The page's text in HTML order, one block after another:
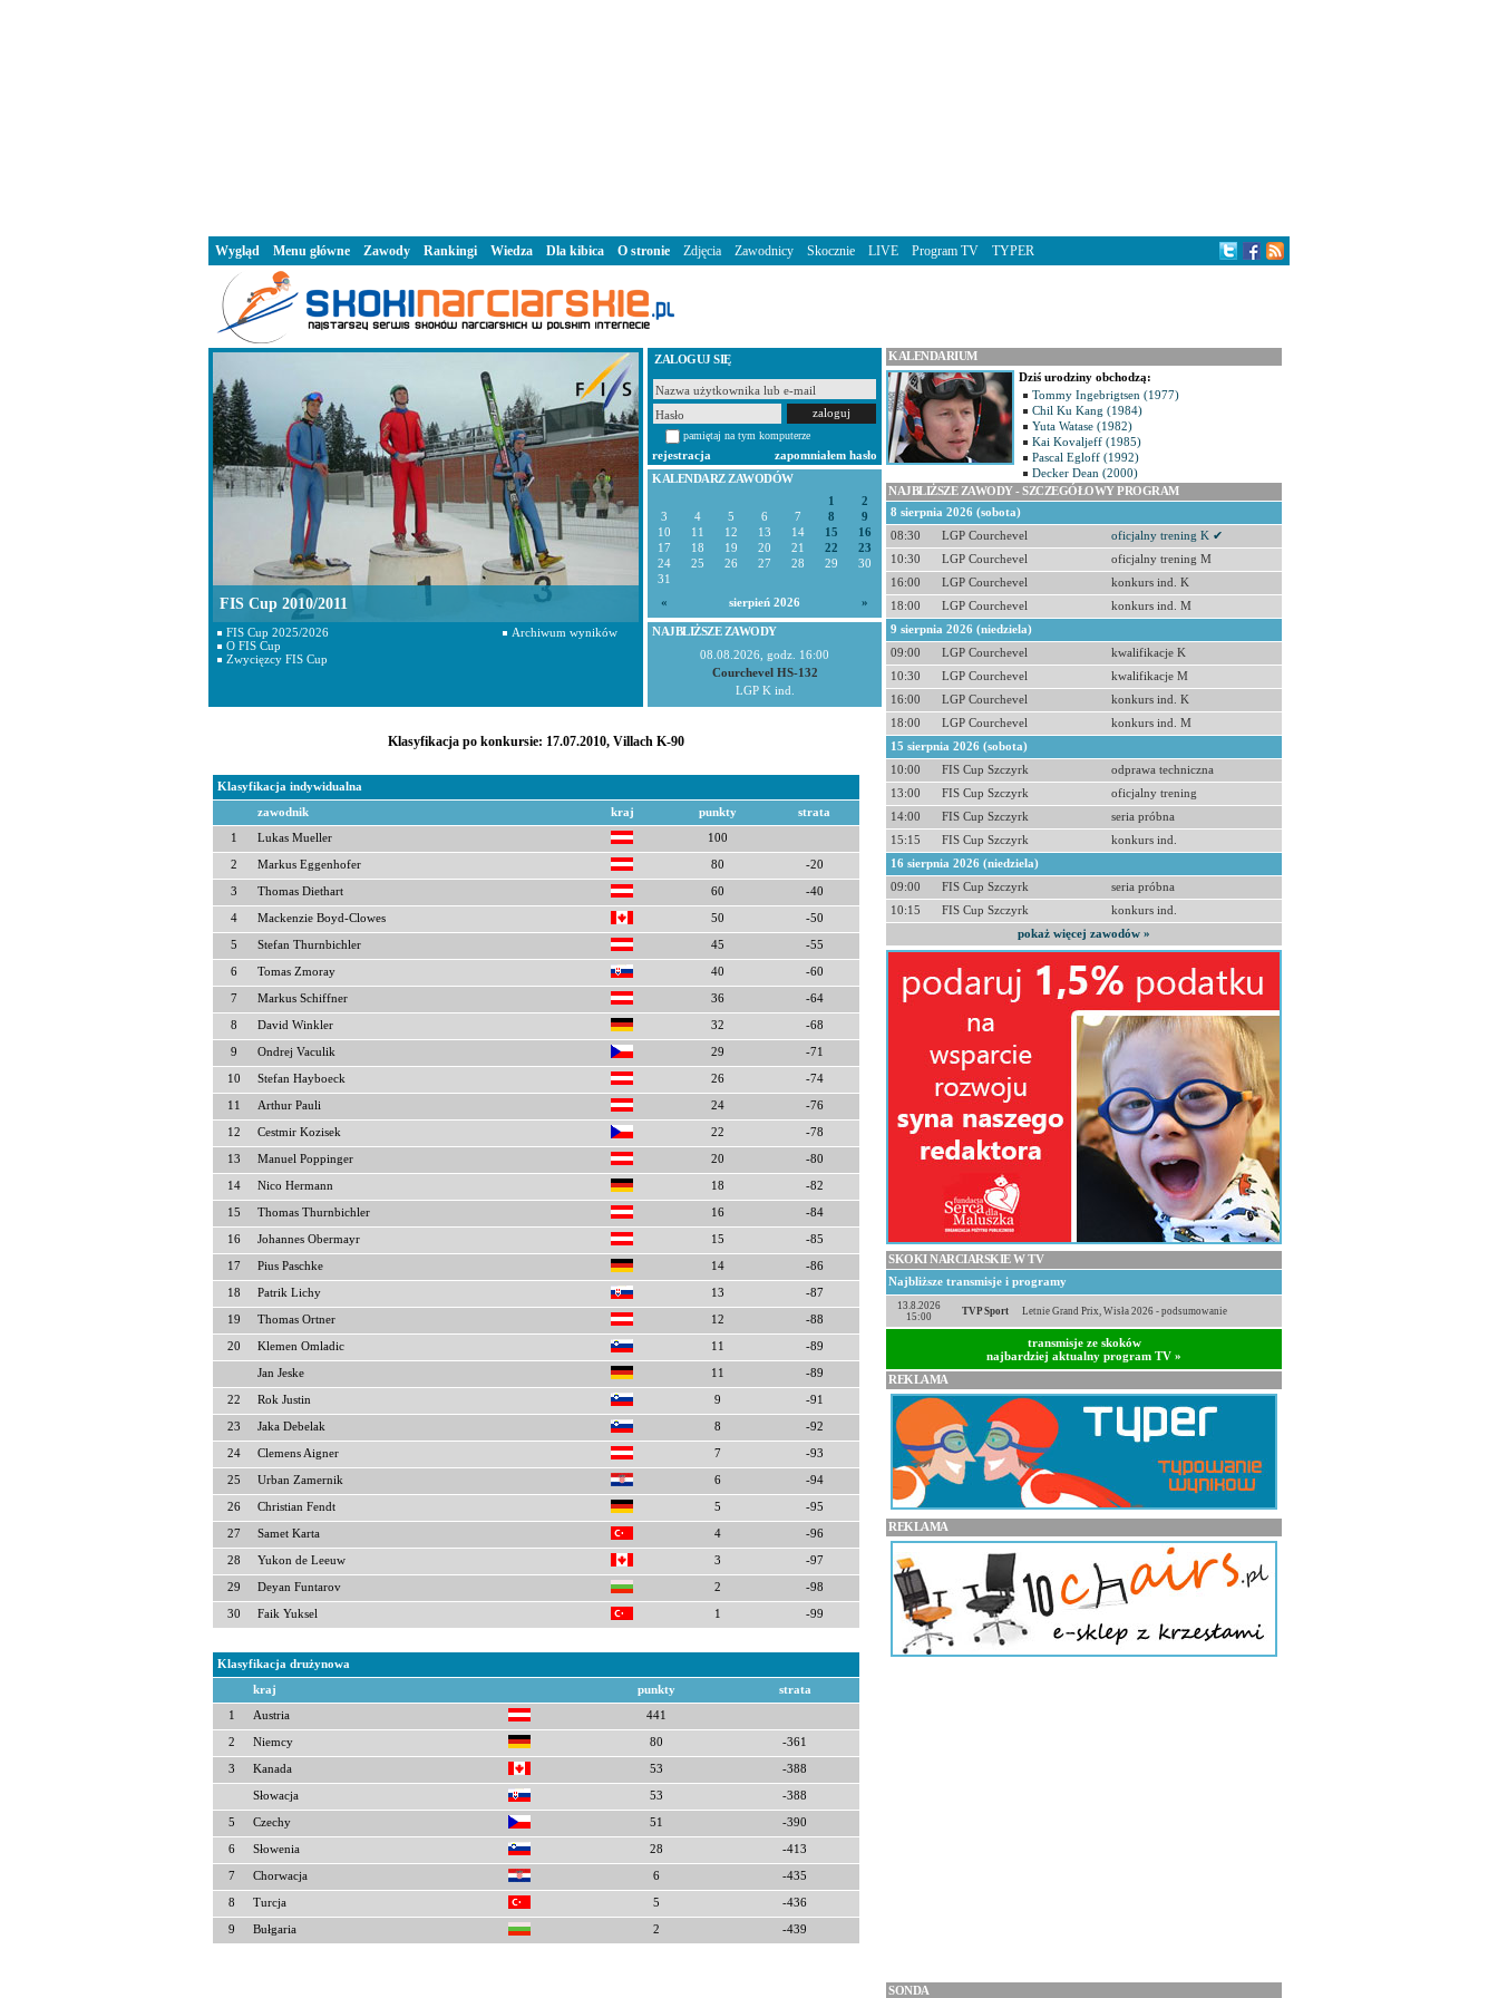
ZALOGUJ SIĘ
pamiętaj na tym komputerze
rejestracja
zapomniałem hasło
KALENDARZ ZAWODÓW
1
2
3
4 5 6 7 8
9
10
11 12 13 14 15
16
17
18 19 20 21 22
23
24
25 26 27 28 29
30
31
«
sierpień 2026 »
NAJBLIŻSZE ZAWODY
08.08.2026, godz. 16:00
Courchevel HS-132
LGP K ind.
Klasyfikacja po konkursie: 17.07.2010, Villach K-90
Klasyfikacja indywidualna
zawodnik kraj punkty strata
1 Lukas Mueller 100
2 Markus Eggenhofer 80 -20
3 Thomas Diethart 60 -40
4 Mackenzie Boyd-Clowes 50 -50
5 Stefan Thurnbichler 45 -55
6 Tomas Zmoray 40 -60
7 Markus Schiffner 36 -64
8 David Winkler 32 -68
9 Ondrej Vaculik 29 -71
10 Stefan Hayboeck 26 -74
11 Arthur Pauli 24 -76
12 Cestmir Kozisek 22 -78
13 Manuel Poppinger 20 -80
14 Nico Hermann 18 -82
15 Thomas Thurnbichler 16 -84
16 Johannes Obermayr 15 -85
17 Pius Paschke 14 -86
18 Patrik Lichy 13 -87
19 Thomas Ortner 12 -88
20 Klemen Omladic 11 -89
Jan Jeske 11 -89
22 Rok Justin 9 -91
23 Jaka Debelak 8 -92
24 Clemens Aigner 7 -93
25 Urban Zamernik 6 -94
26 Christian Fendt 5 -95
27 Samet Karta 4 -96
28 Yukon de Leeuw 3 -97
29 Deyan Funtarov 2 -98
30 Faik Yuksel 1 -99
Klasyfikacja drużynowa
kraj punkty strata
1 Austria 441
2 Niemcy 80 -361
3 Kanada 53 -388
Słowacja 53 -388
5 Czechy 51 -390
6 Słowenia 28 -413
7 Chorwacja 6 -435
8 Turcja 5 -436
9 Bułgaria 2 -439
FIS Cup 2010/2011
FIS Cup 2025/2026
Archiwum wyników
O FIS Cup
Zwycięzcy FIS Cup
KALENDARIUM
Dziś urodziny obchodzą:
Tommy Ingebrigtsen (1977)
Chil Ku Kang (1984)
Yuta Watase (1982)
Kai Kovaljeff (1985)
Pascal Egloff (1992)
Decker Dean (2000)
NAJBLIŻSZE ZAWODY - SZCZEGÓŁOWY PROGRAM
8 sierpnia 2026 (sobota)
08:30
LGP Courchevel
oficjalny trening K ✔
10:30
LGP Courchevel
oficjalny trening M
16:00
LGP Courchevel
konkurs ind. K
18:00
LGP Courchevel
konkurs ind. M
9 sierpnia 2026 (niedziela)
09:00
LGP Courchevel
kwalifikacje K
10:30
LGP Courchevel
kwalifikacje M
16:00
LGP Courchevel
konkurs ind. K
18:00
LGP Courchevel
konkurs ind. M
15 sierpnia 2026 (sobota)
10:00
FIS Cup Szczyrk
odprawa techniczna
13:00
FIS Cup Szczyrk
oficjalny trening
14:00
FIS Cup Szczyrk
seria próbna
15:15
FIS Cup Szczyrk
konkurs ind.
16 sierpnia 2026 (niedziela)
09:00
FIS Cup Szczyrk
seria próbna
10:15
FIS Cup Szczyrk
konkurs ind.
pokaż więcej zawodów »
SKOKI NARCIARSKIE W TV
Najbliższe transmisje i programy
13.8.2026
15:00
TVP Sport Letnie Grand Prix, Wisła 2026 - podsumowanie
transmisje ze skoków
najbardziej aktualny program TV »
REKLAMA
REKLAMA
SONDA
Wygląd Menu główne Zawody Rankingi Wiedza Dla kibica O stronie Zdjęcia Zawodnicy Skocznie LIVE Program TV TYPER